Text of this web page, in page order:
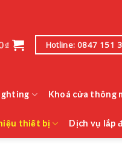
₫ Hotline: 0847 151
Khoá cửa thông
thiết bị Dịch vụ lắp